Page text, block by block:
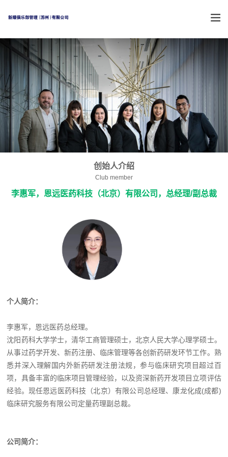
创始人介绍
Club member
李惠军，恩远医药科技（北京）有限公司，总经理/副总裁
个人简介：
李惠军，恩远医药总经理。
沈阳药科大学学士，清华工商管理硕士，北京人民大学心理学硕士。
从事过药学开发、新药注册、临床管理等各创新药研发环节工作。熟
悉并深入理解国内外新药研发注册法规，参与临床研究项目超过百
项，具备丰富的临床项目管理经验，以及资深新药开发项目立项评估
经验。现任恩远医药科技（北京）有限公司总经理、康龙化成(成都)
临床研究服务有限公司定量药理副总裁。
公司简介：